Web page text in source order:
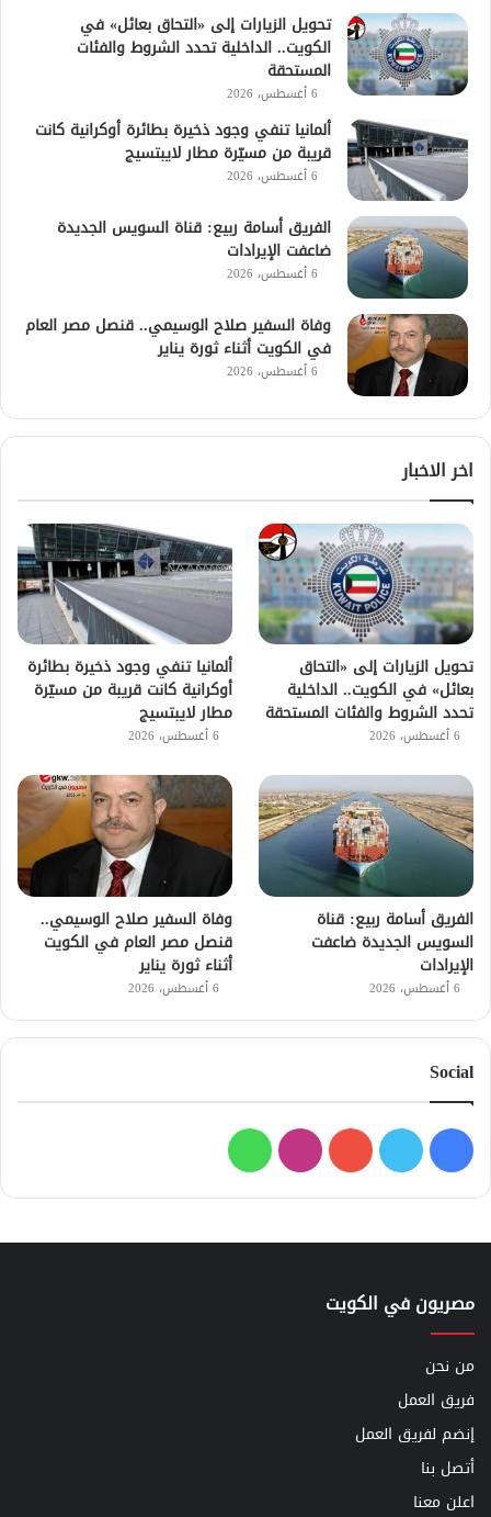
تحويل الزيارات إلى «التحاق بعائل» في
الكويت.. الداخلية تحدد الشروط والفئات
المستحقة
6 أغسطس، 2026
ألمانيا تنفي وجود ذخيرة بطائرة أوكرانية كانت
قريبة من مسيّرة مطار لايبتسيج
6 أغسطس، 2026
الفريق أسامة ربيع: قناة السويس الجديدة
ضاعفت الإيرادات
6 أغسطس، 2026
وفاة السفير صلاح الوسيمي.. قنصل مصر العام
في الكويت أثناء ثورة يناير
6 أغسطس، 2026
اخر الاخبار
تحويل الزيارات إلى «التحاق
بعائل» في الكويت.. الداخلية
تحدد الشروط والفئات المستحقة
6 أغسطس، 2026
ألمانيا تنفي وجود ذخيرة بطائرة
أوكرانية كانت قريبة من مسيّرة
مطار لايبتسيج
6 أغسطس، 2026
الفريق أسامة ربيع: قناة
السويس الجديدة ضاعفت
الإيرادات
6 أغسطس، 2026
وفاة السفير صلاح الوسيمي..
قنصل مصر العام في الكويت
أثناء ثورة يناير
6 أغسطس، 2026
Social
فيسبوك
تويتر يوتيوبانستقرامواتساب
مصريون في الكويت
من نحن
فريق العمل
إنضم لفريق العمل
أتصل بنا
اعلن معنا